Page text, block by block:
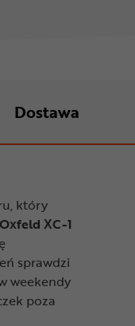
Dostawa
który
Oxfeld XC-1
sprawdzi
weekendy
poza